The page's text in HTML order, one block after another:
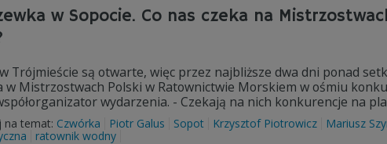
w Sopocie. Co nas czeka na
Trójmieście są otwarte, więc przez najbliższe dwa dni ponad
w Mistrzostwach Polski w Ratownictwie Morskiem w ośmiu
wydarzenia. - Czekają na nich konkurencje na
na temat: Czwórka Piotr Galus Sopot Krzysztof Piotrowicz Mariusz
ratownik wodny